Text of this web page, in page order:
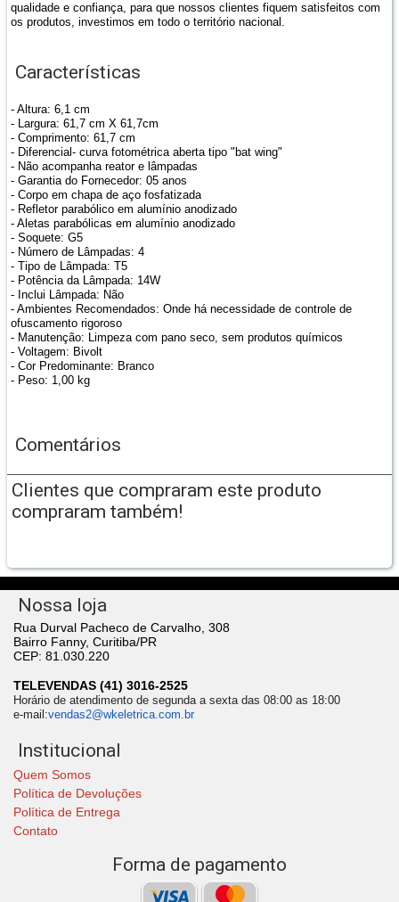
qualidade e confiança, para que nossos clientes fiquem satisfeitos com
os produtos, investimos em todo o território nacional.
Características
- Altura: 6,1 cm
- Largura: 61,7 cm X 61,7cm
- Comprimento: 61,7 cm
- Diferencial- curva fotométrica aberta tipo "bat wing"
- Não acompanha reator e lâmpadas
- Garantia do Fornecedor: 05 anos
- Corpo em chapa de aço fosfatizada
- Refletor parabólico em alumínio anodizado
- Aletas parabólicas em alumínio anodizado
- Soquete: G5
- Número de Lâmpadas: 4
- Tipo de Lâmpada: T5
- Potência da Lâmpada: 14W
- Inclui Lâmpada: Não
- Ambientes Recomendados: Onde há necessidade de controle de
ofuscamento rigoroso
- Manutenção: Limpeza com pano seco, sem produtos químicos
- Voltagem: Bivolt
- Cor Predominante: Branco
- Peso: 1,00 kg
Comentários
Clientes que compraram este produto
compraram também!
Nossa loja
Rua Durval Pacheco de Carvalho, 308
Bairro Fanny, Curitiba/PR
CEP: 81.030.220
TELEVENDAS (41) 3016-2525
Horário de atendimento de segunda a sexta das 08:00 as 18:00
e-mail:vendas2@wkeletrica.com.br
Institucional
Quem Somos
Política de Devoluções
Política de Entrega
Contato
Forma de pagamento